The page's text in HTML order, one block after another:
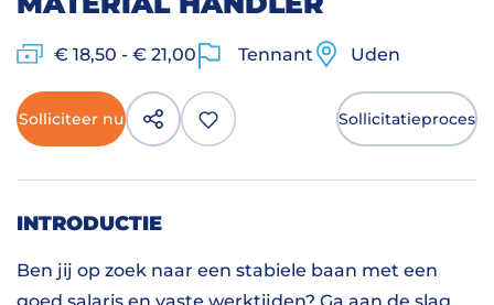
€ 18,50 - € 21,00 Tennant Uden
Solliciteer nu Sollicitatieproces
INTRODUCTIE
Ben jij op zoek naar een stabiele baan met een